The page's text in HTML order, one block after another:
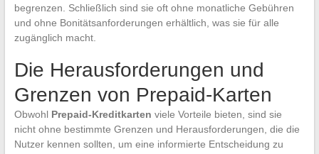
begrenzen. Schließlich sind sie oft ohne monatliche Gebühren
und ohne Bonitätsanforderungen erhältlich, was sie für alle
zugänglich macht.
Die Herausforderungen und
Grenzen von Prepaid-Karten
Obwohl Prepaid-Kreditkarten viele Vorteile bieten, sind sie
nicht ohne bestimmte Grenzen und Herausforderungen, die die
Nutzer kennen sollten, um eine informierte Entscheidung zu